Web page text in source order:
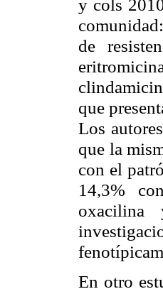
y cols
de
que
Los
que la
con el
14,3%
oxacilina
En otro